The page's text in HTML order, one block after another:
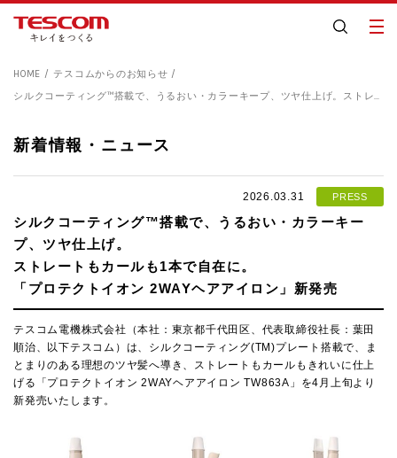
HOME
テスコムからのお知らせ
シルクコーティング™搭載で、うるおい・カラーキープ、ツヤ仕上げ。 ストレートもカールも1本で自在に。
新着情報・ニュース
2026.03.31 PRESS
シルクコーティング™搭載で、うるおい・カラーキー
プ、ツヤ仕上げ。
ストレートもカールも1本で自在に。
「プロテクトイオン 2WAYヘアアイロン」新発売
テスコム電機株式会社（本社：東京都千代田区、代表取締役社長：葉田
順治、以下テスコム）は、シルクコーティング(TM)プレート搭載で、ま
とまりのある理想のツヤ髪へ導き、ストレートもカールもきれいに仕上
げる「プロテクトイオン 2WAYヘアアイロン TW863A」を4月上旬より
新発売いたします。